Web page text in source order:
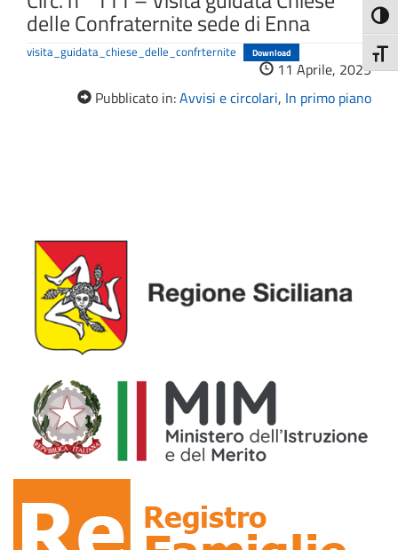
delle Confraternite sede di Enna
visita_guidata_chiese_delle_confrternite Download
11 Aprile, 2025
Pubblicato in:Avvisi e circolari, In primo piano